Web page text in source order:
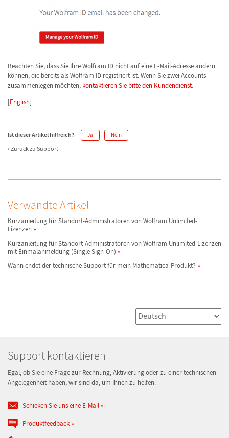
Beachten Sie, dass Sie Ihre Wolfram ID nicht auf eine E-Mail-Adresse ändern
können, die bereits als Wolfram ID registriert ist. Wenn Sie zwei Accounts
zusammenlegen möchten, kontaktieren Sie bitte den Kundendienst.
[English]
Ist dieser Artikel hilfreich? Ja Nein
Zurück zu Support
Verwandte Artikel
Kurzanleitung für Standort-Administratoren von Wolfram Unlimited-
Lizenzen
Kurzanleitung für Standort-Administratoren von Wolfram Unlimited-Lizenzen
mit Einmalanmeldung (Single Sign-On)
Wann endet der technische Support für mein Mathematica-Produkt?
Support kontaktieren
Egal, ob Sie eine Frage zur Rechnung, Aktivierung oder zu einer technischen
Angelegenheit haben, wir sind da, um Ihnen zu helfen.
Schicken Sie uns eine E-Mail
Produktfeedback